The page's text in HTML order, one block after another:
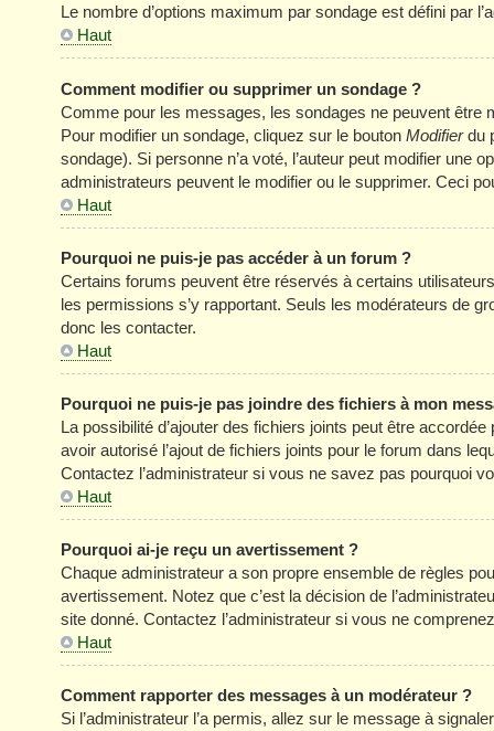
Le nombre d’options maximum par sondage est défini par
Haut
Comment modifier ou supprimer un sondage ?
Comme pour les messages, les sondages ne peuvent être
Pour modifier un sondage, cliquez sur le bouton Modifierdu
sondage). Si personne n’a voté, l’auteur peut modifier une
administrateurs peuvent le modifier ou le supprimer. Ceci
Haut
Pourquoi ne puis-je pas accéder à un forum ?
Certains forums peuvent être réservés à certains
les permissions s’y rapportant. Seuls les modérateurs de
donc les contacter.
Haut
Pourquoi ne puis-je pas joindre des fichiers à mon
La possibilité d’ajouter des fichiers joints peut être
avoir autorisé l’ajout de fichiers joints pour le forum dans
Contactez l’administrateur si vous ne savez pas pourquoi
Haut
Pourquoi ai-je reçu un avertissement ?
Chaque administrateur a son propre ensemble de règles
avertissement. Notez que c’est la décision de
site donné. Contactez l’administrateur si vous ne
Haut
Comment rapporter des messages à un modérateur ?
Si l’administrateur l’a permis, allez sur le message à